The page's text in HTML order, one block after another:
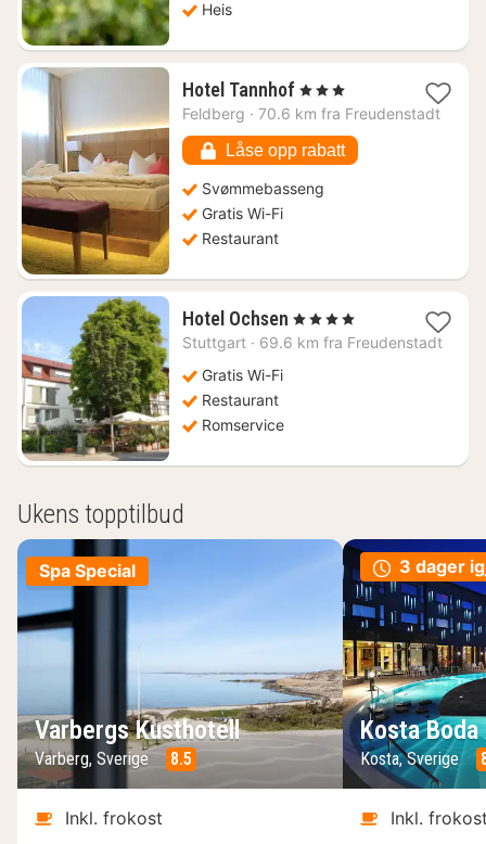
Heis
Hotel Tannhof 1
natt
3068
kr.
, 3 Stjerner
Feldberg · 70.6 km fra Freudenstadt
Låse opp rabatt
Svømmebasseng
Gratis Wi-Fi
Restaurant
Hotel Ochsen 1
natt
, 4 Stjerner
Stuttgart · 69.6 km fra Freudenstadt
Gratis Wi-Fi
Restaurant
Romservice
Ukens topptilbud
Spa Special
Varbergs Kusthotell
Varberg, Sverige 8.5
Inkl. frokost
3 dager
Kosta
Kosta, Sverige
Inkl.